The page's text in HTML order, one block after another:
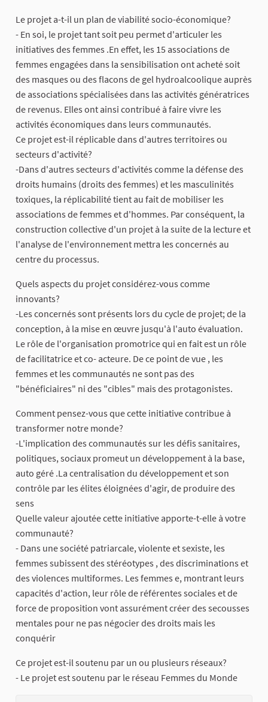
Le projet a-t-il un plan de viabilité socio-économique?
- En soi, le projet tant soit peu permet d'articuler les
initiatives des femmes .En effet, les 15 associations de
femmes engagées dans la sensibilisation ont acheté soit
des masques ou des flacons de gel hydroalcoolique auprès
de associations spécialisées dans las activités génératrices
de revenus. Elles ont ainsi contribué à faire vivre les
activités économiques dans leurs communautés.
Ce projet est-il réplicable dans d'autres territoires ou
secteurs d'activité?
-Dans d'autres secteurs d'activités comme la défense des
droits humains (droits des femmes) et les masculinités
toxiques, la réplicabilité tient au fait de mobiliser les
associations de femmes et d'hommes. Par conséquent, la
construction collective d'un projet à la suite de la lecture et
l'analyse de l'environnement mettra les concernés au
centre du processus.
Quels aspects du projet considérez-vous comme
innovants?
-Les concernés sont présents lors du cycle de projet; de la
conception, à la mise en œuvre jusqu'à l'auto évaluation.
Le rôle de l'organisation promotrice qui en fait est un rôle
de facilitatrice et co- acteure. De ce point de vue , les
femmes et les communautés ne sont pas des
"bénéficiaires" ni des "cibles" mais des protagonistes.
Comment pensez-vous que cette initiative contribue à
transformer notre monde?
-L'implication des communautés sur les défis sanitaires,
politiques, sociaux promeut un développement à la base,
auto géré .La centralisation du développement et son
contrôle par les élites éloignées d'agir, de produire des
sens
Quelle valeur ajoutée cette initiative apporte-t-elle à votre
communauté?
- Dans une société patriarcale, violente et sexiste, les
femmes subissent des stéréotypes , des discriminations et
des violences multiformes. Les femmes e, montrant leurs
capacités d'action, leur rôle de référentes sociales et de
force de proposition vont assurément créer des secousses
mentales pour ne pas négocier des droits mais les
conquérir
Ce projet est-il soutenu par un ou plusieurs réseaux?
- Le projet est soutenu par le réseau Femmes du Monde